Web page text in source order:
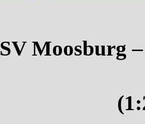
SV Moosburg